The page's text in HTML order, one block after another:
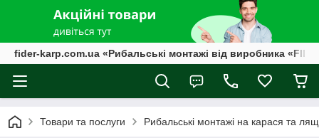
fider-karp.com.ua «Рибальські монтажі від виробника
Товари та послуги Рибальські монтажі на карася та